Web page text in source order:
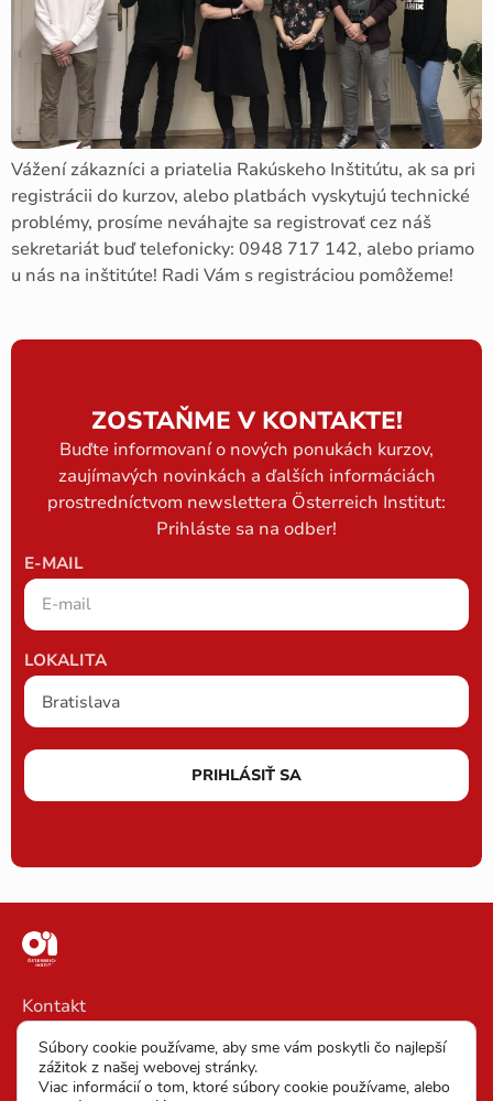
Vážení zákazníci a priatelia Rakúskeho Inštitútu, ak sa pri
registrácii do kurzov, alebo platbách vyskytujú technické
problémy, prosíme neváhajte sa registrovať cez náš
sekretariát buď telefonicky: 0948 717 142, alebo priamo
u nás na inštitúte! Radi Vám s registráciou pomôžeme!
ZOSTAŇME V KONTAKTE!
Buďte informovaní o nových ponukách kurzov,
zaujímavých novinkách a ďalších informáciách
prostredníctvom newslettera Österreich Institut:
Prihláste sa na odber!
E-MAIL
LOKALITA
PRIHLÁSIŤ SA
Kontakt
Impressum
VOP
Súbory cookie používame, aby sme vám poskytli čo najlepší
zážitok z našej webovej stránky.
Viac informácií o tom, ktoré súbory cookie používame, alebo